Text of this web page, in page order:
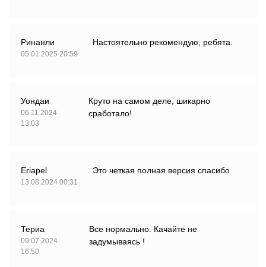
Ринанли
05.01.2025 20:59
Настоятельно рекомендую, ребята.
Уондаи
06.11.2024
13:03
Круто на самом деле, шикарно
сработало!
Eriapel
13.08.2024 00:31
Это четкая полная версия спасибо
Териа
09.07.2024
16:50
Все нормально. Качайте не
задумываясь !